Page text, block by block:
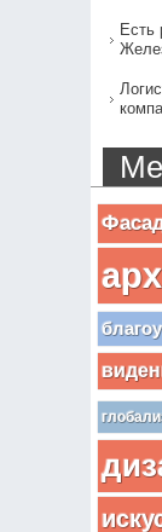
Есть